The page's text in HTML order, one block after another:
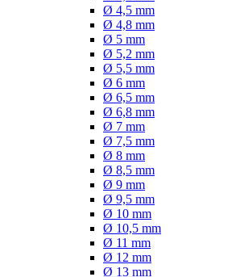
Ø 4,5 mm
Ø 4,8 mm
Ø 5 mm
Ø 5,2 mm
Ø 5,5 mm
Ø 6 mm
Ø 6,5 mm
Ø 6,8 mm
Ø 7 mm
Ø 7,5 mm
Ø 8 mm
Ø 8,5 mm
Ø 9 mm
Ø 9,5 mm
Ø 10 mm
Ø 10,5 mm
Ø 11 mm
Ø 12 mm
Ø 13 mm